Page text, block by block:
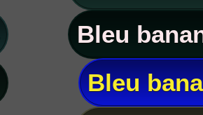
Bleu
Bleu